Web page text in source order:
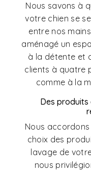
Nous savons à
votre chien se
entre nos
aménagé un
à la détente et
clients à quatre
comme à la
Des
Nous
choix des
lavage de
nous